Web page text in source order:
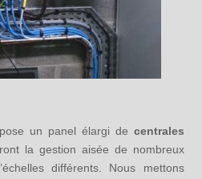
un panel élargi de centrales
la gestion aisée de nombreux
différents. Nous mettons